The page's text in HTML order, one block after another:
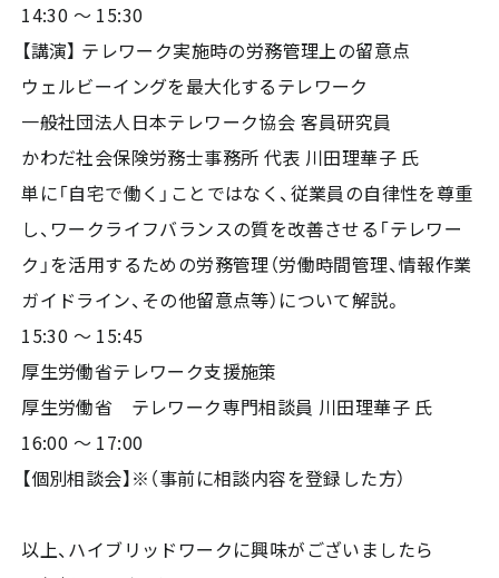
14:30 〜 15:30
【講演】 テレワーク実施時の労務管理上の留意点
ウェルビーイングを最大化するテレワーク
一般社団法人日本テレワーク協会 客員研究員
かわだ社会保険労務士事務所 代表 川田理華子 氏
単に「自宅で働く」ことではなく、従業員の自律性を尊重
し、ワークライフバランスの質を改善させる「テレワー
ク」を活用するための労務管理（労働時間管理、情報作業
ガイドライン、その他留意点等）について解説。
15:30 〜 15:45
厚生労働省テレワーク支援施策
厚生労働省 テレワーク専門相談員 川田理華子 氏
16:00 〜 17:00
【個別相談会】※（事前に相談内容を登録した方）
以上、ハイブリッドワークに興味がございましたら